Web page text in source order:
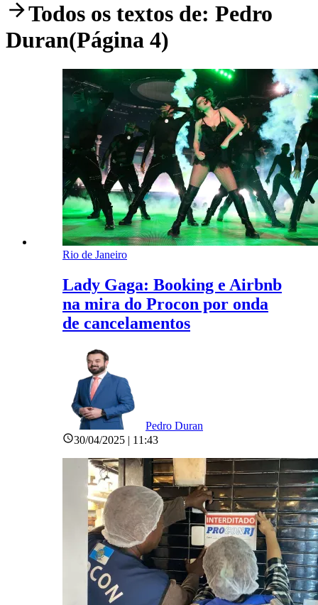
Todos os textos de: Pedro
Duran(Página 4)
Rio de Janeiro
Lady Gaga: Booking e Airbnb
na mira do Procon por onda
de cancelamentos
Pedro Duran
30/04/2025 | 11:43